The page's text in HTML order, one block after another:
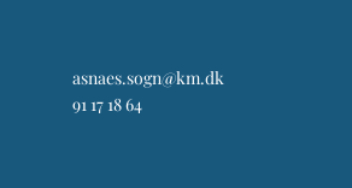
asnaes.sogn@km.dk
91 17 18 64